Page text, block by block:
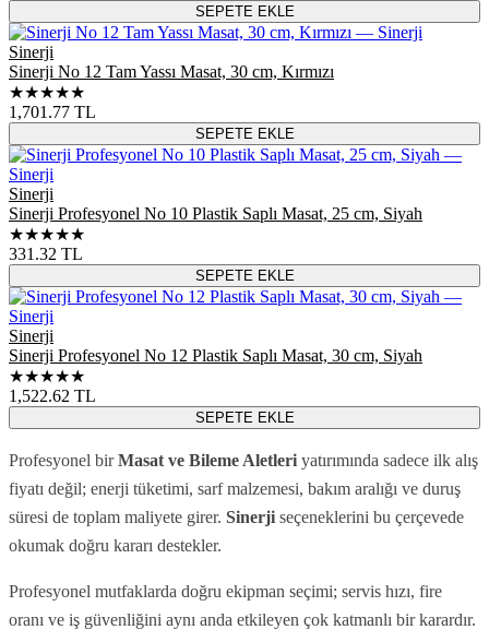
SEPETE EKLE
Sinerji
Sinerji No 12 Tam Yassı Masat, 30 cm, Kırmızı
★★★★★
1,701.77 TL
SEPETE EKLE
Sinerji
Sinerji Profesyonel No 10 Plastik Saplı Masat, 25 cm, Siyah
★★★★★
331.32 TL
SEPETE EKLE
Sinerji
Sinerji Profesyonel No 12 Plastik Saplı Masat, 30 cm, Siyah
★★★★★
1,522.62 TL
SEPETE EKLE
Profesyonel birMasat ve Bileme Aletleri yatırımında sadece ilk alış
fiyatı değil; enerji tüketimi, sarf malzemesi, bakım aralığı ve duruş
süresi de toplam maliyete girer. Sinerji seçeneklerini bu çerçevede
okumak doğru kararı destekler.
Profesyonel mutfaklarda doğru ekipman seçimi; servis hızı, fire
oranı ve iş güvenliğini aynı anda etkileyen çok katmanlı bir karardır.